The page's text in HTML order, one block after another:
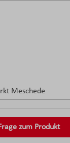
Meschede
Frage zum Produkt